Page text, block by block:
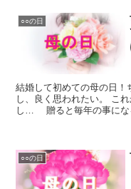
○○の日
結婚して初めての母の日
し、良く思われたい。 こ
し… 贈ると毎年の事にな
○○の日